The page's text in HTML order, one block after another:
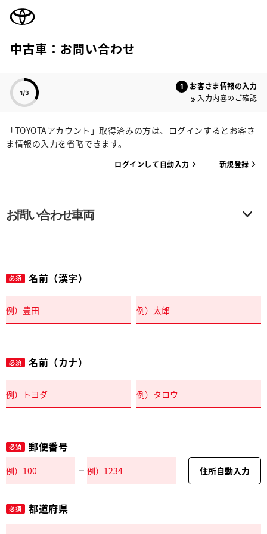
中古車：お問い合わせ
お客さま情報の入力
入力内容のご確認
「TOYOTAアカウント」取得済みの方は、ログインするとお客さ
ま情報の入力を省略できます。
ログインして自動入力 新規登録
お問い合わせ車両
必須 名前（漢字）
必須 名前（カナ）
必須 郵便番号
住所自動入力
必須 都道府県